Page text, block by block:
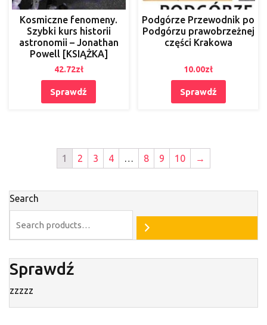
Kosmiczne fenomeny.
Szybki kurs historii
astronomii – Jonathan
Powell [KSIĄŻKA]
42.72zł
Sprawdź
Podgórze Przewodnik po
Podgórzu prawobrzeżnej
części Krakowa
10.00zł
Sprawdź
1 2 3 4 … 8 9 10 →
Search
Sprawdź
zzzzz